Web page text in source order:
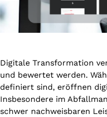
Digitale Transformation
und bewertet werden.
definiert sind, eröffnen
Insbesondere im
schwer nachweisbaren